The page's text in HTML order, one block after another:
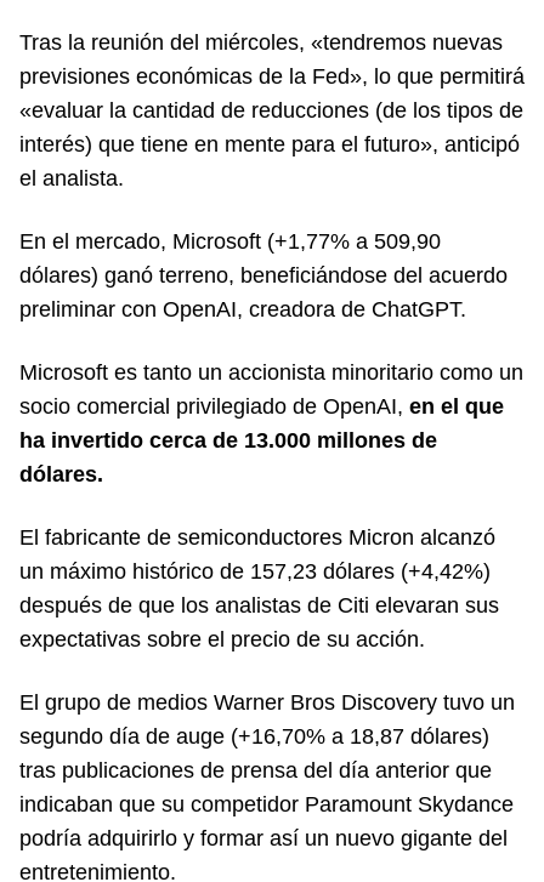
Tras la reunión del miércoles, «tendremos nuevas
previsiones económicas de la Fed», lo que permitirá
«evaluar la cantidad de reducciones (de los tipos de
interés) que tiene en mente para el futuro», anticipó
el analista.
En el mercado, Microsoft (+1,77% a 509,90
dólares) ganó terreno, beneficiándose del acuerdo
preliminar con OpenAI, creadora de ChatGPT.
Microsoft es tanto un accionista minoritario como un
socio comercial privilegiado de OpenAI, en el que
ha invertido cerca de 13.000 millones de
dólares.
El fabricante de semiconductores Micron alcanzó
un máximo histórico de 157,23 dólares (+4,42%)
después de que los analistas de Citi elevaran sus
expectativas sobre el precio de su acción.
El grupo de medios Warner Bros Discovery tuvo un
segundo día de auge (+16,70% a 18,87 dólares)
tras publicaciones de prensa del día anterior que
indicaban que su competidor Paramount Skydance
podría adquirirlo y formar así un nuevo gigante del
entretenimiento.